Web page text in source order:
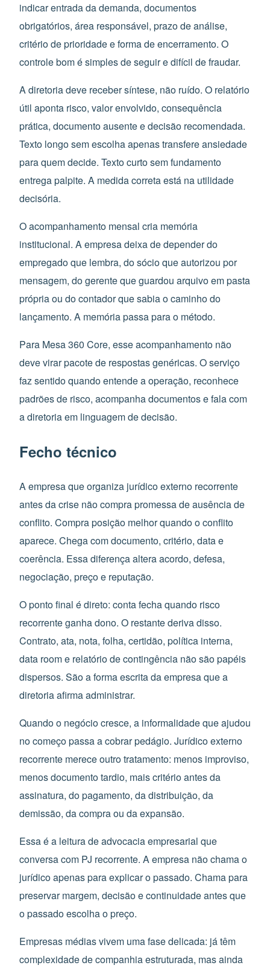
indicar entrada da demanda, documentos
obrigatórios, área responsável, prazo de análise,
critério de prioridade e forma de encerramento. O
controle bom é simples de seguir e difícil de fraudar.
A diretoria deve receber síntese, não ruído. O relatório
útil aponta risco, valor envolvido, consequência
prática, documento ausente e decisão recomendada.
Texto longo sem escolha apenas transfere ansiedade
para quem decide. Texto curto sem fundamento
entrega palpite. A medida correta está na utilidade
decisória.
O acompanhamento mensal cria memória
institucional. A empresa deixa de depender do
empregado que lembra, do sócio que autorizou por
mensagem, do gerente que guardou arquivo em pasta
própria ou do contador que sabia o caminho do
lançamento. A memória passa para o método.
Para Mesa 360 Core, esse acompanhamento não
deve virar pacote de respostas genéricas. O serviço
faz sentido quando entende a operação, reconhece
padrões de risco, acompanha documentos e fala com
a diretoria em linguagem de decisão.
Fecho técnico
A empresa que organiza jurídico externo recorrente
antes da crise não compra promessa de ausência de
conflito. Compra posição melhor quando o conflito
aparece. Chega com documento, critério, data e
coerência. Essa diferença altera acordo, defesa,
negociação, preço e reputação.
O ponto final é direto: conta fecha quando risco
recorrente ganha dono. O restante deriva disso.
Contrato, ata, nota, folha, certidão, política interna,
data room e relatório de contingência não são papéis
dispersos. São a forma escrita da empresa que a
diretoria afirma administrar.
Quando o negócio cresce, a informalidade que ajudou
no começo passa a cobrar pedágio. Jurídico externo
recorrente merece outro tratamento: menos improviso,
menos documento tardio, mais critério antes da
assinatura, do pagamento, da distribuição, da
demissão, da compra ou da expansão.
Essa é a leitura de advocacia empresarial que
conversa com PJ recorrente. A empresa não chama o
jurídico apenas para explicar o passado. Chama para
preservar margem, decisão e continuidade antes que
o passado escolha o preço.
Empresas médias vivem uma fase delicada: já têm
complexidade de companhia estruturada, mas ainda